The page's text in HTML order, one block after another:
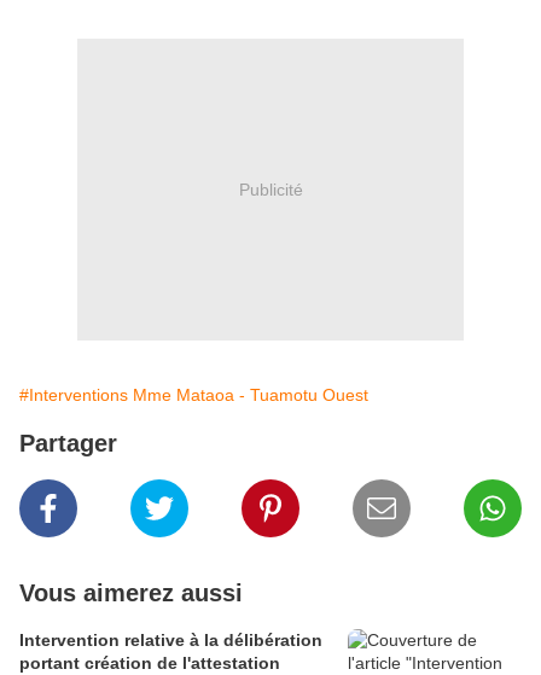
Publicité
#Interventions Mme Mataoa - Tuamotu Ouest
Partager
Vous aimerez aussi
Intervention relative à la délibération
portant création de l'attestation